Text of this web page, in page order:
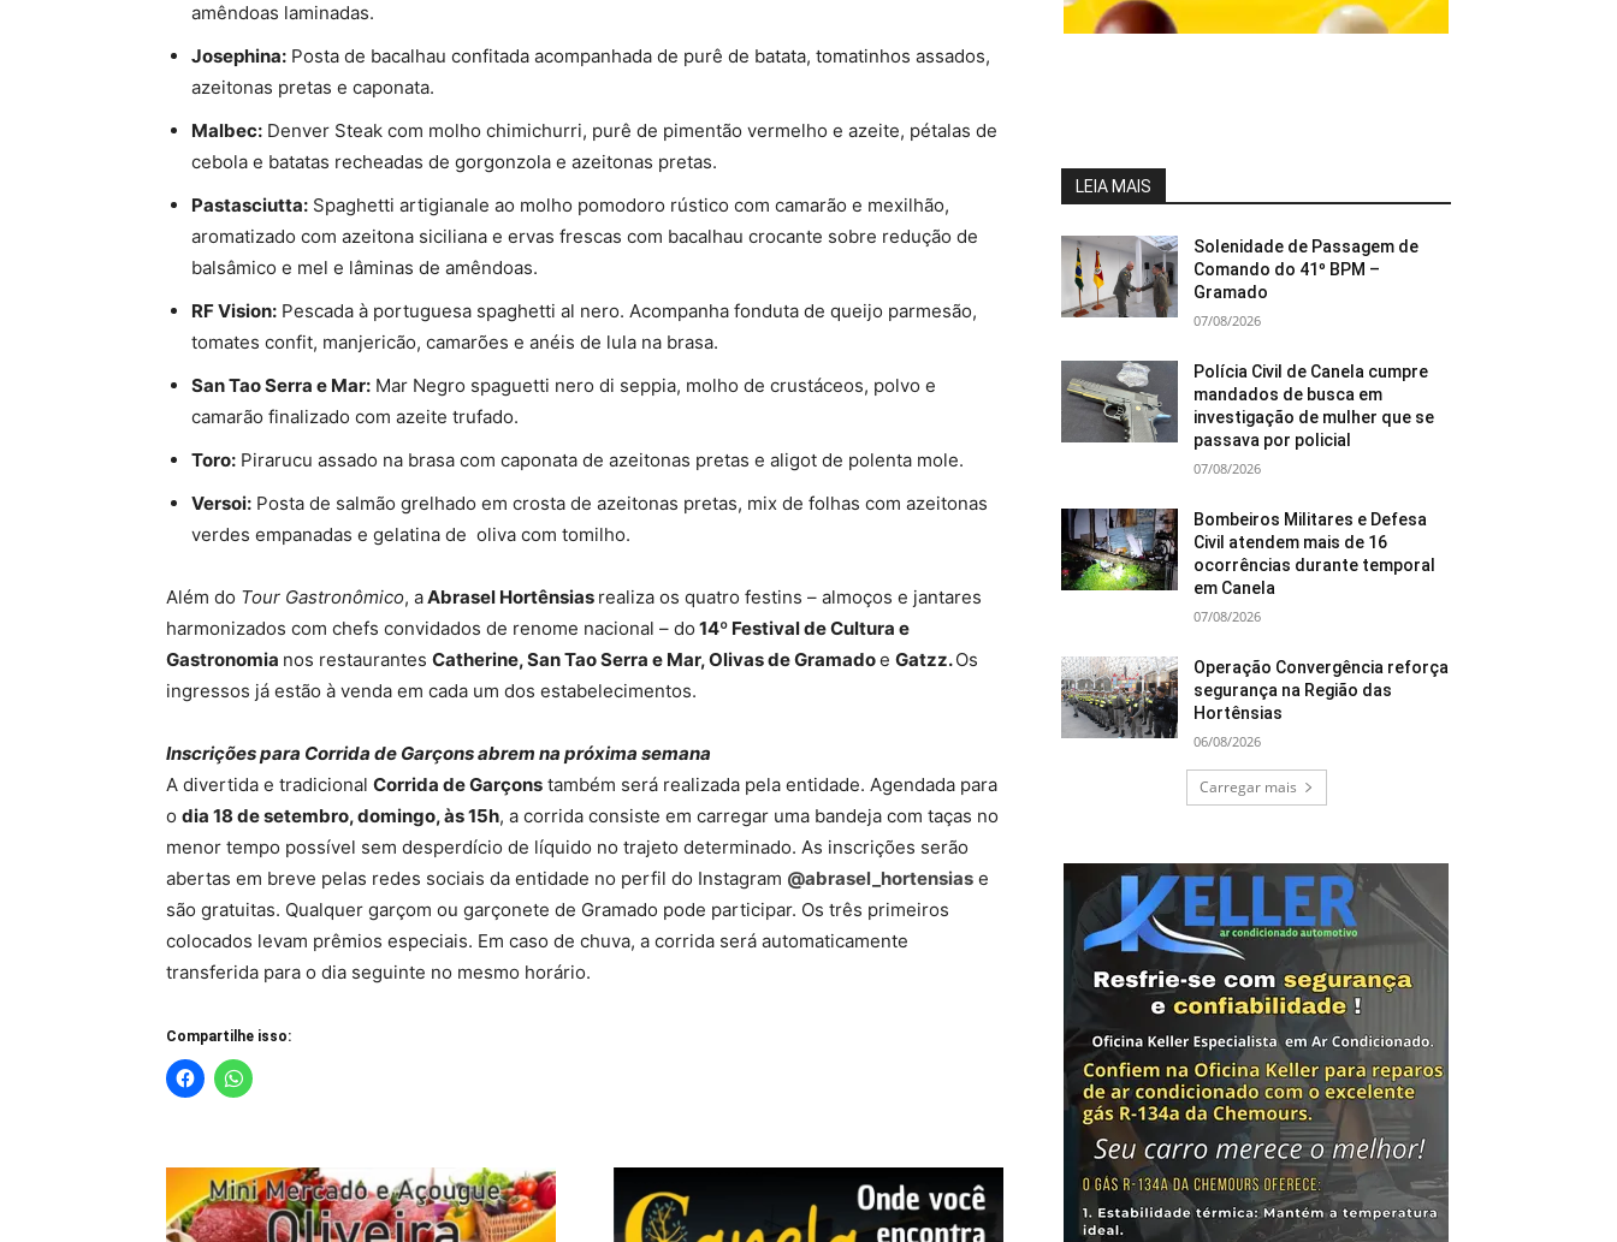
amêndoas laminadas.
Josephina: Posta de bacalhau confitada acompanhada de purê de batata, tomatinhos assados,
azeitonas pretas e caponata.
Malbec: Denver Steak com molho chimichurri, purê de pimentão vermelho e azeite, pétalas de
cebola e batatas recheadas de gorgonzola e azeitonas pretas.
Pastasciutta: Spaghetti artigianale ao molho pomodoro rústico com camarão e mexilhão,
aromatizado com azeitona siciliana e ervas frescas com bacalhau crocante sobre redução de
balsâmico e mel e lâminas de amêndoas.
RF Vision: Pescada à portuguesa spaghetti al nero. Acompanha fonduta de queijo parmesão,
tomates confit, manjericão, camarões e anéis de lula na brasa.
San Tao Serra e Mar: Mar Negro spaguetti nero di seppia, molho de crustáceos, polvo e
camarão finalizado com azeite trufado.
Toro: Pirarucu assado na brasa com caponata de azeitonas pretas e aligot de polenta mole.
Versoi: Posta de salmão grelhado em crosta de azeitonas pretas, mix de folhas com azeitonas
verdes empanadas e gelatina de oliva com tomilho.
Além do Tour Gastronômico, aAbrasel Hortênsias realiza os quatro festins – almoços e jantares
harmonizados com chefs convidados de renome nacional – do 14º Festival de Cultura e
Gastronomia nos restaurantes Catherine, San Tao Serra e Mar, Olivas de Gramadoe Gatzz.Os
ingressos já estão à venda em cada um dos estabelecimentos.
Inscrições para Corrida de Garçons abrem na próxima semana
A divertida e tradicional Corrida de Garçons também será realizada pela entidade. Agendada para
o dia 18 de setembro, domingo, às 15h, a corrida consiste em carregar uma bandeja com taças no
menor tempo possível sem desperdício de líquido no trajeto determinado. As inscrições serão
abertas em breve pelas redes sociais da entidade no perfil do Instagram @abrasel_hortensias e
são gratuitas. Qualquer garçom ou garçonete de Gramado pode participar. Os três primeiros
colocados levam prêmios especiais. Em caso de chuva, a corrida será automaticamente
transferida para o dia seguinte no mesmo horário.
Compartilhe isso:
LEIA MAIS
Solenidade de Passagem de
Comando do 41º BPM –
Gramado
07/08/2026
Polícia Civil de Canela cumpre
mandados de busca em
investigação de mulher que se
passava por policial
07/08/2026
Bombeiros Militares e Defesa
Civil atendem mais de 16
ocorrências durante temporal
em Canela
07/08/2026
Operação Convergência reforça
segurança na Região das
Hortênsias
06/08/2026
Carregar mais